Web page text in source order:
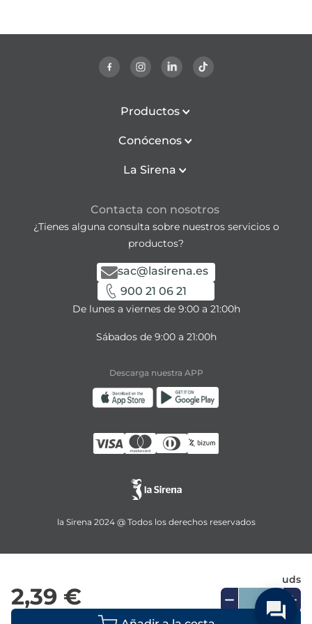
2,39 €
uds
Productos
Conócenos
La Sirena
Contacta con nosotros
¿Tienes alguna consulta sobre nuestros servicios o
productos?
sac@lasirena.es
900 21 06 21
De lunes a viernes de 9:00 a 21:00h
Sábados de 9:00 a 21:00h
Descarga nuestra APP
la Sirena 2024 @ Todos los derechos reservados